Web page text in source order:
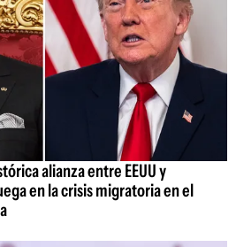
alianza entre EEUU y
en la crisis migratoria en el